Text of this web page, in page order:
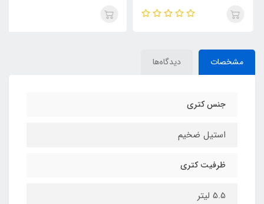
مشخصات دیدگاه‌ها
جنس کتری
استیل ضخیم
ظرفیت کتری
5.5 لیتر